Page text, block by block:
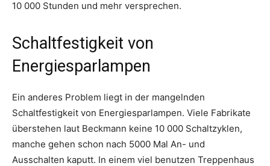
10 000 Stunden und mehr versprechen.
Schaltfestigkeit von
Energiesparlampen
Ein anderes Problem liegt in der mangelnden
Schaltfestigkeit von Energiesparlampen. Viele Fabrikate
überstehen laut Beckmann keine 10 000 Schaltzyklen,
manche gehen schon nach 5000 Mal An- und
Ausschalten kaputt. In einem viel benutzen Treppenhaus